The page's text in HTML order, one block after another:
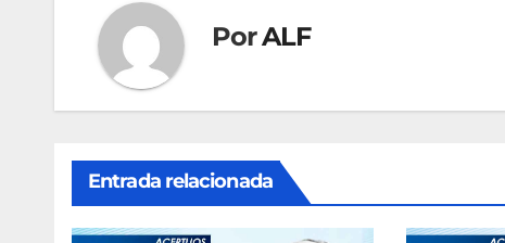
PorALF
Entrada relacionada